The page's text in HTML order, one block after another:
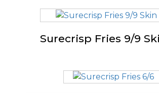
Surecrisp Fries 9/9